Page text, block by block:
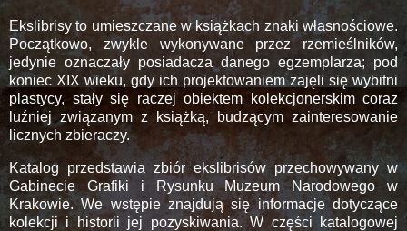
Ekslibrisy to umieszczane w książkach znaki własnościowe.
Początkowo, zwykle wykonywane przez rzemieślników,
jedynie oznaczały posiadacza danego egzemplarza; pod
koniec XIX wieku, gdy ich projektowaniem zajęli się wybitni
plastycy, stały się raczej obiektem kolekcjonerskim coraz
luźniej związanym z książką, budzącym zainteresowanie
licznych zbieraczy.
Katalog przedstawia zbiór ekslibrisów przechowywany w
Gabinecie Grafiki i Rysunku Muzeum Narodowego w
Krakowie. We wstępie znajdują się informacje dotyczące
kolekcji i historii jej pozyskiwania. W części katalogowej